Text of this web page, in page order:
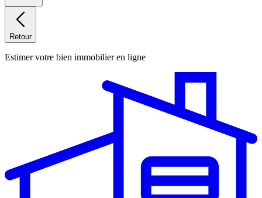
Retour
Estimer votre bien immobilier en ligne